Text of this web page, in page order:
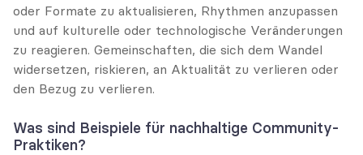
oder Formate zu aktualisieren, Rhythmen anzupassen
und auf kulturelle oder technologische Veränderungen
zu reagieren. Gemeinschaften, die sich dem Wandel
widersetzen, riskieren, an Aktualität zu verlieren oder
den Bezug zu verlieren.
Was sind Beispiele für nachhaltige Community-
Praktiken?